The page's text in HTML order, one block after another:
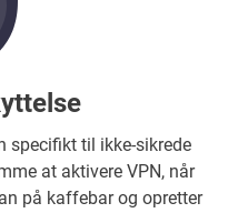
specifikt til ikke-sikrede
at aktivere VPN, når
på kaffebar og opretter